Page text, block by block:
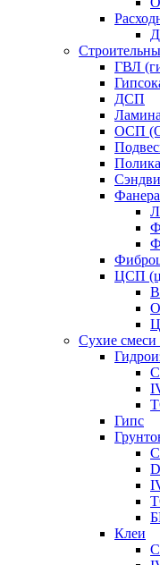
ГВЛ
ДСП
ОСП
Фанера
ЦСП
Сухие смеси
Гипс
Клеи